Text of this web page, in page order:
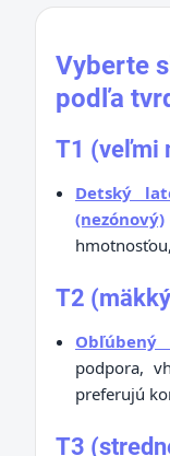
Vyberte
podľa
T1 (veľmi
Detský
(nezónový)
T2
podpora,
preferujú
T3